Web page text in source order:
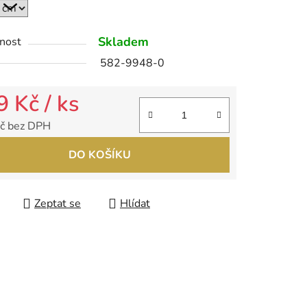
Skladem
582-9948-0
Kč/ ks
bez DPH
DO KOŠÍKU
Zeptat se Hlídat